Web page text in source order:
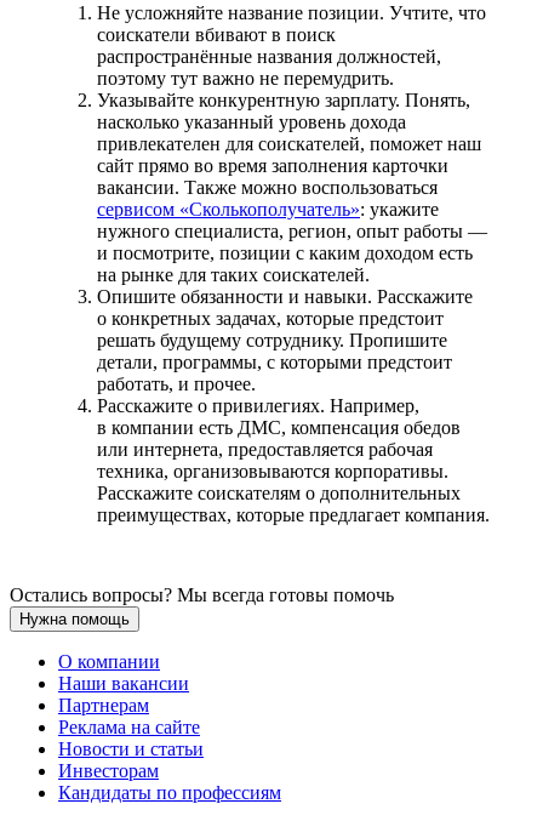
Не усложняйте название позиции. Учтите, что
соискатели вбивают в поиск
распространённые названия должностей,
поэтому тут важно не перемудрить.
Указывайте конкурентную зарплату. Понять,
насколько указанный уровень дохода
привлекателен для соискателей, поможет наш
сайт прямо во время заполнения карточки
вакансии. Также можно воспользоваться
сервисом «Сколькополучатель»: укажите
нужного специалиста, регион, опыт работы —
и посмотрите, позиции с каким доходом есть
на рынке для таких соискателей.
Опишите обязанности и навыки. Расскажите
о конкретных задачах, которые предстоит
решать будущему сотруднику. Пропишите
детали, программы, с которыми предстоит
работать, и прочее.
Расскажите о привилегиях. Например,
в компании есть ДМС, компенсация обедов
или интернета, предоставляется рабочая
техника, организовываются корпоративы.
Расскажите соискателям о дополнительных
преимуществах, которые предлагает компания.
Остались вопросы? Мы всегда готовы помочь
Нужна помощь
О компании
Наши вакансии
Партнерам
Реклама на сайте
Новости и статьи
Инвесторам
Кандидаты по профессиям